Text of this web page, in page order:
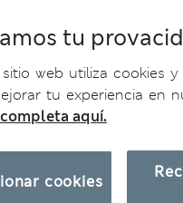
tu
web utiliza cookies
tu experiencia en
aquí.
cookies